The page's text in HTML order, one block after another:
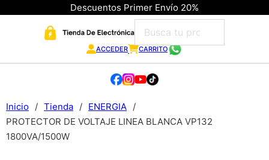
Descuentos Primer Envío 20%
ACCEDER CARRITO
Inicio / Tienda / ENERGIA /
PROTECTOR DE VOLTAJE LINEA BLANCA VP132
1800VA/1500W